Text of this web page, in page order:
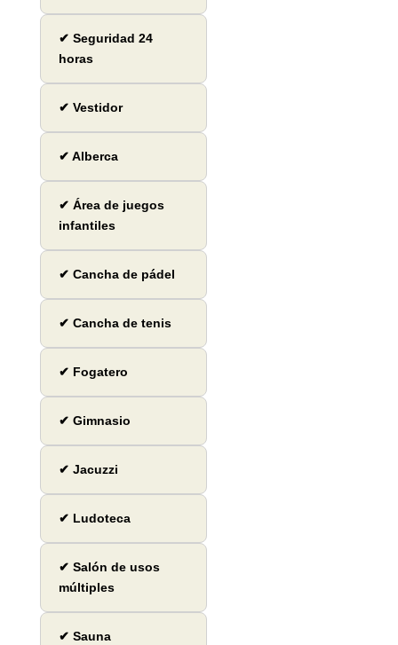
✔ Seguridad 24
horas
✔ Vestidor
✔ Alberca
✔ Área de juegos
infantiles
✔ Cancha de pádel
✔ Cancha de tenis
✔ Fogatero
✔ Gimnasio
✔ Jacuzzi
✔ Ludoteca
✔ Salón de usos
múltiples
✔ Sauna